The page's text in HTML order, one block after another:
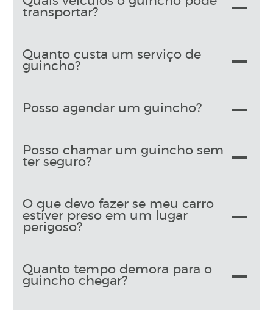
transportar?
Quanto custa um serviço de
guincho?
Posso agendar um guincho?
Posso chamar um guincho sem
ter seguro?
O que devo fazer se meu carro
estiver preso em um lugar
perigoso?
Quanto tempo demora para o
guincho chegar?